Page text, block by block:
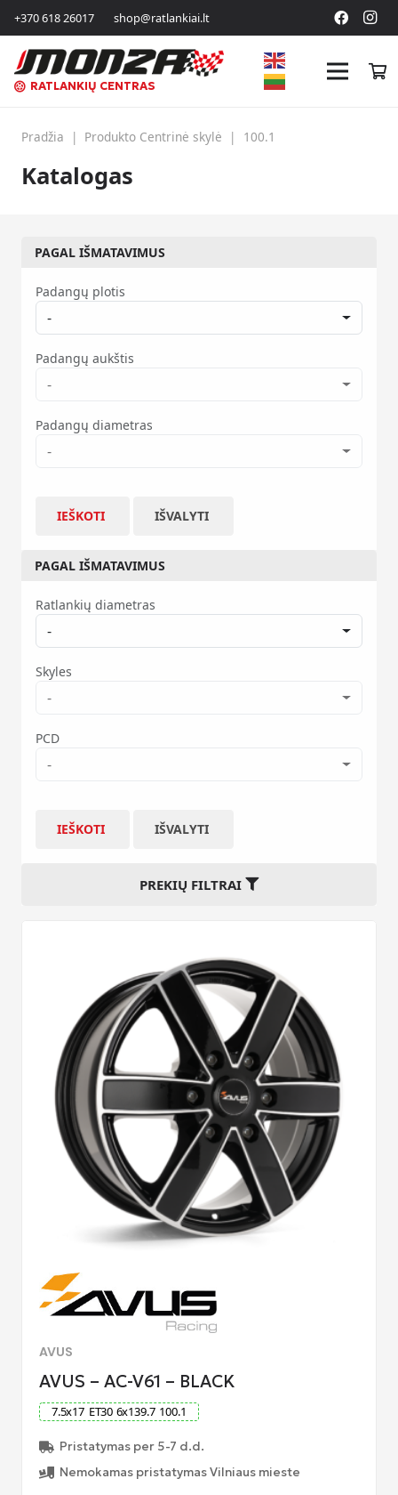
+370 618 26017 shop@ratlankiai.lt
RATLANKIŲ CENTRAS
Pradžia | Produkto Centrinė skylė | 100.1
Katalogas
PAGAL IŠMATAVIMUS
Padangų plotis
-
Padangų aukštis
-
Padangų diametras
-
IEŠKOTI IŠVALYTI
PAGAL IŠMATAVIMUS
Ratlankių diametras
-
Skyles
-
PCD
-
IEŠKOTI IŠVALYTI
PREKIŲ FILTRAI
AVUS
AVUS – AC-V61 – BLACK
7.5x17 ET30 6x139.7 100.1
Pristatymas per 5-7 d.d.
Nemokamas pristatymas Vilniaus mieste